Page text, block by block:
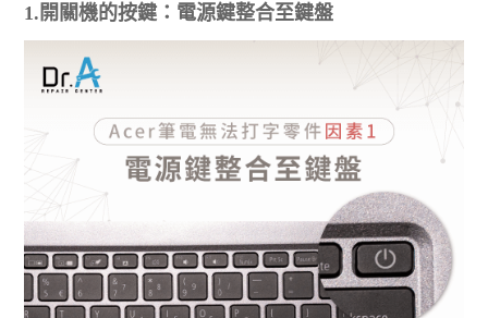
1.開關機的按鍵：電源鍵整合至鍵盤